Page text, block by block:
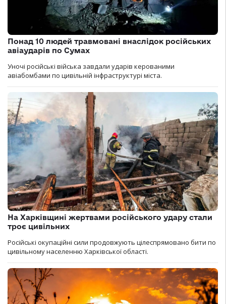
Понад 10 людей травмовані внаслідок російських
авіаударів по Сумах
Уночі російські війська завдали ударів керованими
авіабомбами по цивільній інфраструктурі міста.
На Харківщині жертвами російського удару стали
троє цивільних
Російські окупаційні сили продовжують цілеспрямовано бити по
цивільному населенню Харківської області.